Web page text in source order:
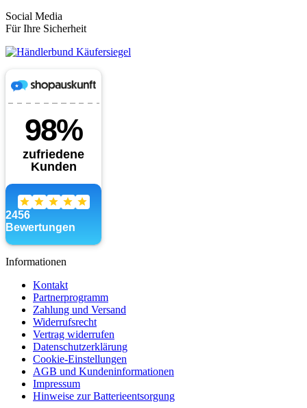
Social Media
Für Ihre Sicherheit
Informationen
Kontakt
Partnerprogramm
Zahlung und Versand
Widerrufsrecht
Vertrag widerrufen
Datenschutzerklärung
Cookie-Einstellungen
AGB und Kundeninformationen
Impressum
Hinweise zur Batterieentsorgung